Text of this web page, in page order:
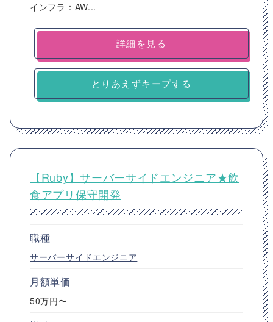
インフラ：AW...
詳細を見る
とりあえずキープする
【Ruby】サーバーサイドエンジニア★飲
食アプリ保守開発
職種
サーバーサイドエンジニア
月額単価
50万円〜